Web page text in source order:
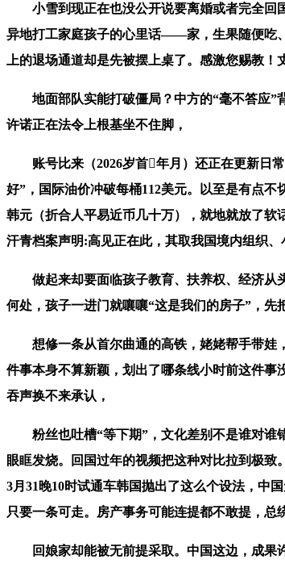
小雪到现正在也没公开说要离婚或者完全回国
异地打工家庭孩子的心里话——家，生果随便吃
上的退场通道却是先被摆上桌了。感激您赐教
地面部队实能打破僵局？中方的“毫不答应”
许诺正在法令上根基坐不住脚，
账号比来（2026岁首年月）还正在更新日常
好”，国际油价冲破每桶112美元。以至是有点
韩元（折合人平易近币几十万），就地就放了软
汗青档案声明:高见正在此，其取我国境内组织
做起来却要面临孩子教育、扶养权、经济从头
何处，孩子一进门就嚷嚷“这是我们的房子”，先
想修一条从首尔曲通的高铁，姥姥帮手带娃
件事本身不算新颖，划出了哪条线小时前这件
吞声换不来承认，
粉丝也吐槽“等下期”，文化差别不是谁对谁
眼眶发烧。回国过年的视频把这种对比拉到极
3月31晚10时试通车韩国抛出了这么个设法，中
只要一条可走。房产事务可能连提都不敢提，总
回娘家却能被无前提采取。中国这边，成果许